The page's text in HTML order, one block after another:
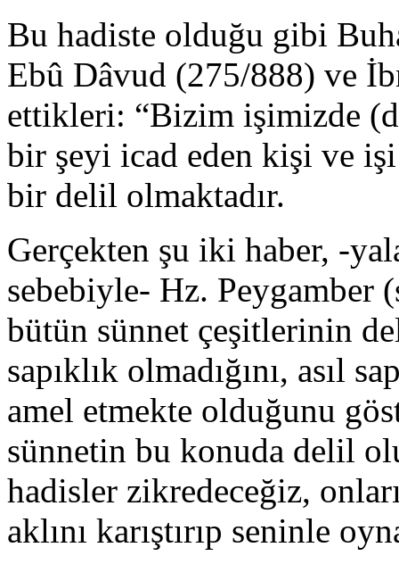
Bu hadiste olduğu gibi
Ebû Dâvud (275/888) ve
ettikleri: “Bizim işimizde
bir şeyi icad eden kişi ve
bir delil olmaktadır.
Gerçekten şu iki haber, -
se­bebiyle- Hz.
bütün sünnet çeşitlerinin
sapıklık olmadığını, asıl
amel etmekte olduğunu
sünnetin bu konuda delil
hadisler zikredeceğiz,
aklını karıştırıp seninle